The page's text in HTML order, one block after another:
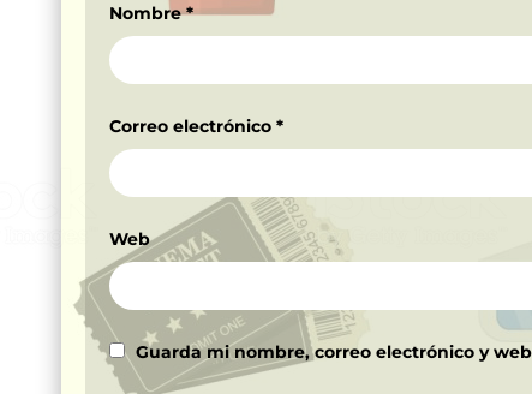
Nombre*
Correo electrónico *
Web
Guarda mi nombre, correo electrónico y